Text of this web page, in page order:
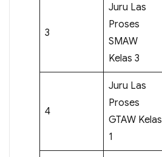
3
Juru Las
Proses
SMAW
Kelas 3
4
Juru Las
Proses
GTAW Kelas
1